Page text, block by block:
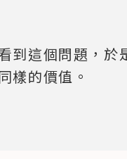
到這個問題，於
樣的價值。